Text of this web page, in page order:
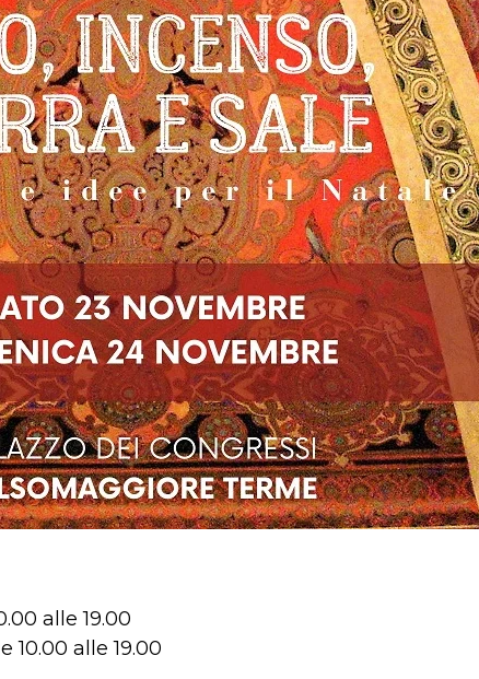
alle 19.00
alle 19.00